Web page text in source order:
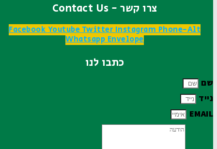
צרו קשר - Contact Us
FacebookYoutubeTwitterInstagramPhone-Alt
WhatsappEnvelope
כתבו לנו
שם
נייד
EMAIL